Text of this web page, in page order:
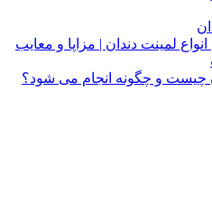
لمینت دندان | مزاپا و معایب
چیست و چگونه انجام می شود؟